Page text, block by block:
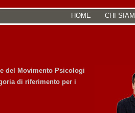
HOME CHI
del Movimento Psicologi
di riferimento per i